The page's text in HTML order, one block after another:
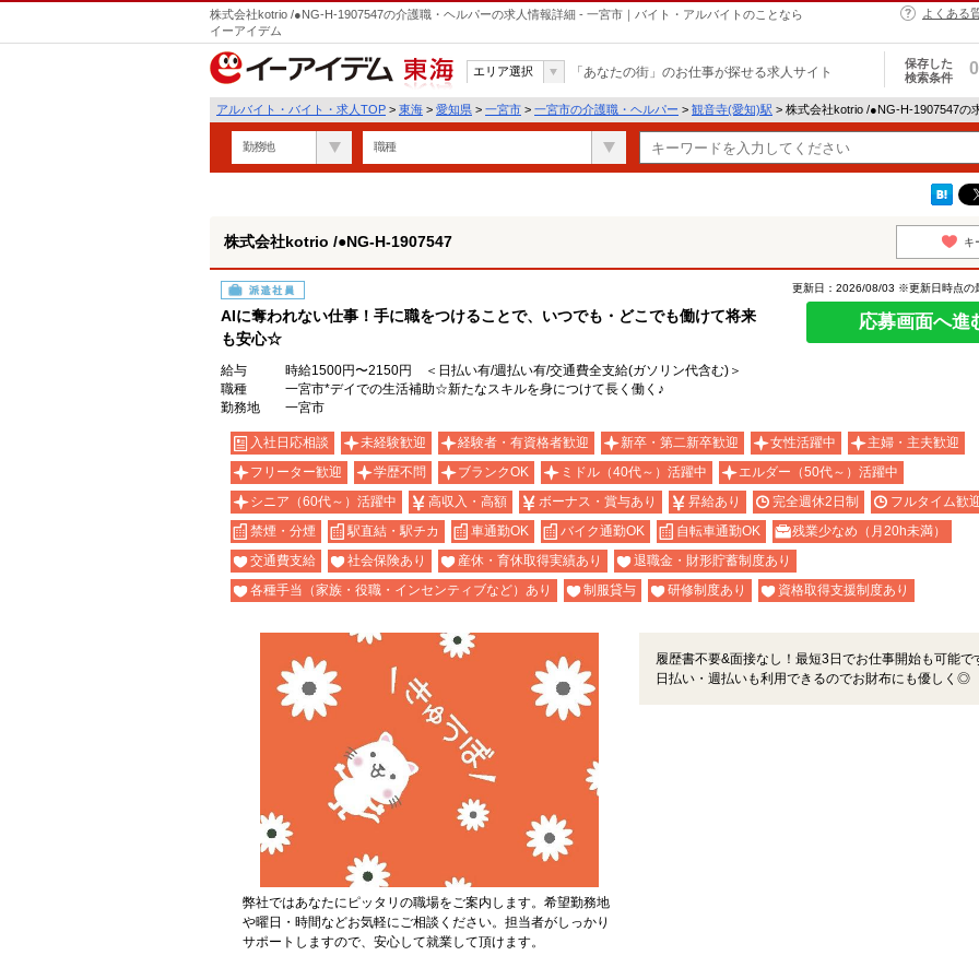
株式会社kotrio /●NG-H-1907547の介護職・ヘルパーの求人情報詳細 - 一宮市｜バイト・アルバイトのことなら
イーアイデム
よくある
東海
エリア選択 「あなたの街」のお仕事が探せる求人サイト
保存した
検索条件
0
アルバイト・バイト・求人TOP > 東海 > 愛知県 > 一宮市 > 一宮市の介護職・ヘルパー > 観音寺(愛知)駅 > 株式会社kotrio /●NG-H-1907547の
勤務地 職種
株式会社kotrio /●NG-H-1907547 キ
派遣社員
AIに奪われない仕事！手に職をつけることで、いつでも・どこでも働けて将来
も安心☆
更新日：2026/08/03 ※更新日時点の
応募画面へ進
給与
時給1500円〜2150円 ＜日払い有/週払い有/交通費全支給(ガソリン代含む)＞
職種
一宮市*デイでの生活補助☆新たなスキルを身につけて長く働く♪
勤務地
一宮市
入社日応相談 未経験歓迎 経験者・有資格者歓迎 新卒・第二新卒歓迎 女性活躍中
主婦・主夫歓迎
フリーター歓迎
学歴不問 ブランクOK ミドル（40代～）活躍中
エルダー（50代～）活躍中
シニア（60代～）活躍中
高収入・高額 ボーナス・賞与あり 昇給あり 完全週休2日制
フルタイム歓
禁煙・分煙
駅直結・駅チカ 車通勤OK バイク通勤OK 自転車通勤OK
残業少なめ（月20h未満）
交通費支給
社会保険あり 産休・育休取得実績あり
退職金・財形貯蓄制度あり
各種手当（家族・役職・インセンティブなど）あり
制服貸与 研修制度あり 資格取得支援制度あり
弊社ではあなたにピッタリの職場をご案内します。希望勤務地
や曜日・時間などお気軽にご相談ください。担当者がしっかり
サポートしますので、安心して就業して頂けます。
履歴書不要&面接なし！最短3日でお仕事開始も可能
日払い・週払いも利用できるのでお財布にも優しく◎